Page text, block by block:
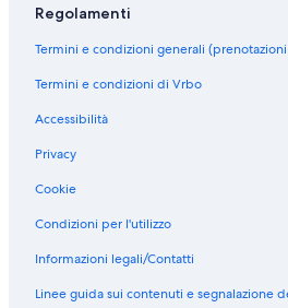
o
e
W
a
t
m
W
o
d
Regolamenti
Termini e condizioni generali
Termini e condizioni di Vrbo
Accessibilità
Privacy
Cookie
Condizioni per l'utilizzo
Informazioni legali/Contatti
Linee guida sui contenuti e segnalazione